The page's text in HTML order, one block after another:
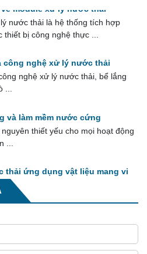
module xử lý nước thải
nước thải là hệ thống tích hợp
thiết bị công nghệ thực ...
công nghệ xử lý nước thải
nghệ xử lý nước thải, bể lắng
...
và làm mềm nước cứng
thiết yếu cho mọi hoạt động
...
thải ứng dụng vật liệu mang vi
vật liệu sinh học tổng hợp xốp,
vi khuẩn hiếu khí ...
tính phí bảo vệ môi trường
trường đối với nước thải công